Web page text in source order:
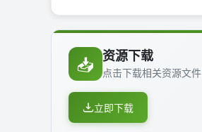
📥 资源下载
点击下载相关资源文件
立即下载